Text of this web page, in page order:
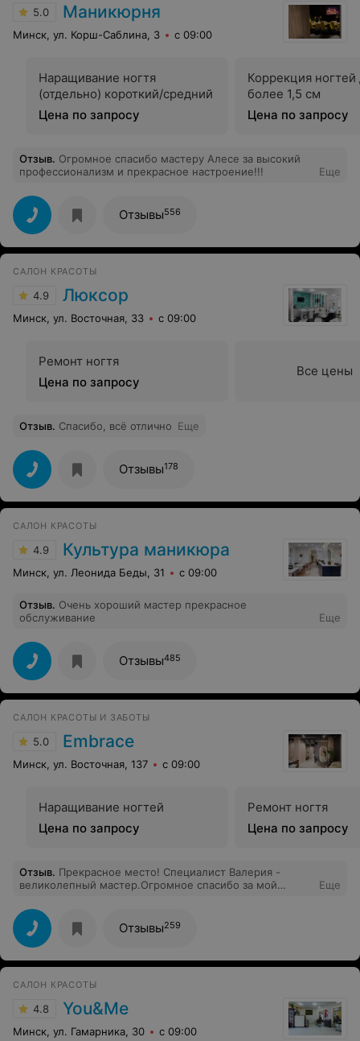
5.0 Маникюрня
Минск, ул. Корш-Саблина, 3 с 09:00
Наращивание ногтя
(отдельно) короткий/средний
Цена по запросу
Коррекция ногтей
более 1,5 см
Цена по запросу
Отзыв. Огромное спасибо мастеру Алесе за высокий
профессионализм и прекрасное настроение!!!
Еще
Отзывы556
САЛОН КРАСОТЫ
4.9 Люксор
Минск, ул. Восточная, 33 с 09:00
Ремонт ногтя
Цена по запросу
Все цены
Отзыв. Спасибо, всё отлично Еще
Отзывы178
САЛОН КРАСОТЫ
4.9 Культура маникюра
Минск, ул. Леонида Беды, 31 с 09:00
Отзыв. Очень хороший мастер прекрасное
обслуживание
Еще
Отзывы485
САЛОН КРАСОТЫ И ЗАБОТЫ
5.0 Embrace
Минск, ул. Восточная, 137 с 09:00
Наращивание ногтей
Цена по запросу
Ремонт ногтя
Цена по запросу
Отзыв. Прекрасное место! Специалист Валерия -
великолепный мастер.Огромное спасибо за мой
Еще
Отзывы259
САЛОН КРАСОТЫ
4.8 You&Me
Минск, ул. Гамарника, 30 с 09:00